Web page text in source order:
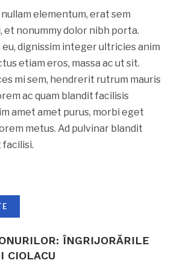
elementum, erat sem
et nonummy dolor nibh porta.
dignissim integer ultricies anim
etiam eros, massa ac ut sit.
mi sem, hendrerit rutrum mauris
ac quam blandit facilisis
amet amet purus, morbi eget
metus. Ad pulvinar blandit
facilisi.
ÎNGRIJORĂRILE
CIOLACU